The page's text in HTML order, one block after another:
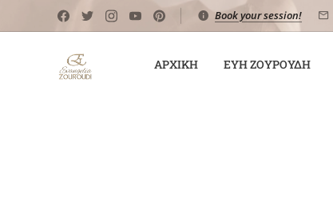
Book your session!
ΑΡΧΙΚΉ ΕΎΗ ΖΟΥΡΟΎΔΗ